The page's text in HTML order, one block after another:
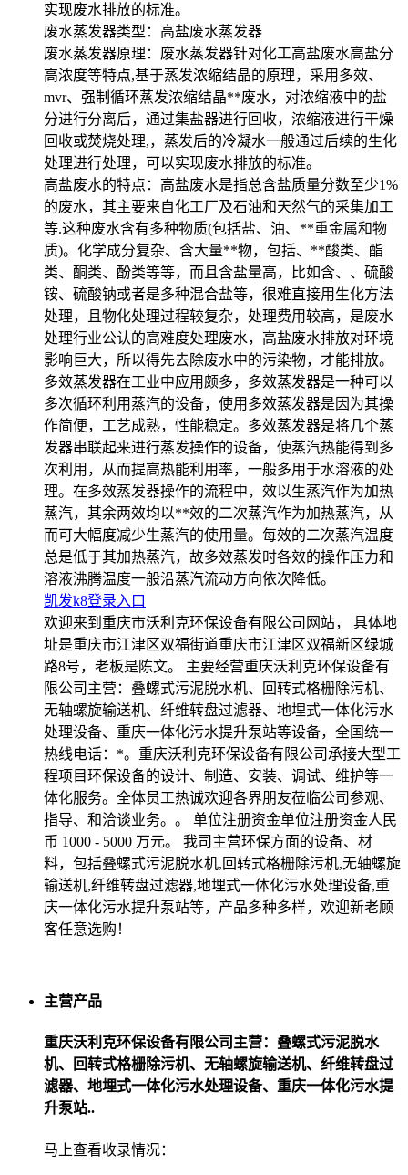
实现废水排放的标准。
废水蒸发器类型：高盐废水蒸发器
废水蒸发器原理：废水蒸发器针对化工高盐废水高盐分
高浓度等特点,基于蒸发浓缩结晶的原理，采用多效、
mvr、强制循环蒸发浓缩结晶**废水，对浓缩液中的盐
分进行分离后，通过集盐器进行回收，浓缩液进行干燥
回收或焚烧处理,，蒸发后的冷凝水一般通过后续的生化
处理进行处理，可以实现废水排放的标准。
高盐废水的特点：高盐废水是指总含盐质量分数至少1%
的废水，其主要来自化工厂及石油和天然气的采集加工
等.这种废水含有多种物质(包括盐、油、**重金属和物
质)。化学成分复杂、含大量**物，包括、**酸类、酯
类、酮类、酚类等等，而且含盐量高，比如含、、硫酸
铵、硫酸钠或者是多种混合盐等，很难直接用生化方法
处理，且物化处理过程较复杂，处理费用较高，是废水
处理行业公认的高难度处理废水，高盐废水排放对环境
影响巨大，所以得先去除废水中的污染物，才能排放。
多效蒸发器在工业中应用颇多，多效蒸发器是一种可以
多次循环利用蒸汽的设备，使用多效蒸发器是因为其操
作简便，工艺成熟，性能稳定。多效蒸发器是将几个蒸
发器串联起来进行蒸发操作的设备，使蒸汽热能得到多
次利用，从而提高热能利用率，一般多用于水溶液的处
理。在多效蒸发器操作的流程中，效以生蒸汽作为加热
蒸汽，其余两效均以**效的二次蒸汽作为加热蒸汽，从
而可大幅度减少生蒸汽的使用量。每效的二次蒸汽温度
总是低于其加热蒸汽，故多效蒸发时各效的操作压力和
溶液沸腾温度一般沿蒸汽流动方向依次降低。
凯发k8登录入口
欢迎来到重庆市沃利克环保设备有限公司网站， 具体地
址是重庆市江津区双福街道重庆市江津区双福新区绿城
路8号，老板是陈文。 主要经营重庆沃利克环保设备有
限公司主营：叠螺式污泥脱水机、回转式格栅除污机、
无轴螺旋输送机、纤维转盘过滤器、地埋式一体化污水
处理设备、重庆一体化污水提升泵站等设备，全国统一
热线电话：*。重庆沃利克环保设备有限公司承接大型工
程项目环保设备的设计、制造、安装、调试、维护等一
体化服务。全体员工热诚欢迎各界朋友莅临公司参观、
指导、和洽谈业务。。 单位注册资金单位注册资金人民
币 1000 - 5000 万元。 我司主营环保方面的设备、材
料，包括叠螺式污泥脱水机,回转式格栅除污机,无轴螺旋
输送机,纤维转盘过滤器,地埋式一体化污水处理设备,重
庆一体化污水提升泵站等，产品多种多样，欢迎新老顾
客任意选购！
主营产品
重庆沃利克环保设备有限公司主营：叠螺式污泥脱水
机、回转式格栅除污机、无轴螺旋输送机、纤维转盘过
滤器、地埋式一体化污水处理设备、重庆一体化污水提
升泵站..
马上查看收录情况：